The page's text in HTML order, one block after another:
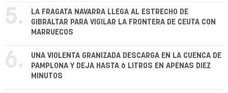
5.
LA FRAGATA NAVARRA LLEGA AL ESTRECHO DE
GIBRALTAR PARA VIGILAR LA FRONTERA DE CEUTA CON
MARRUECOS
6.
UNA VIOLENTA GRANIZADA DESCARGA EN LA CUENCA DE
PAMPLONA Y DEJA HASTA 6 LITROS EN APENAS DIEZ
MINUTOS